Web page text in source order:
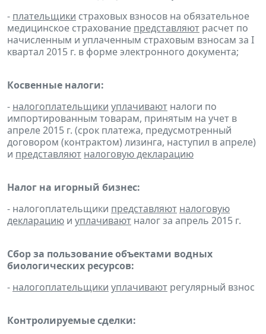
- плательщики страховых взносов на обязательное
медицинское страхование представляют расчет по
начисленным и уплаченным страховым взносам за I
квартал 2015 г. в форме электронного документа;
Косвенные налоги:
- налогоплательщики уплачивают налоги по
импортированным товарам, принятым на учет в
апреле 2015 г. (срок платежа, предусмотренный
договором (контрактом) лизинга, наступил в апреле)
и представляют налоговую декларацию
Налог на игорный бизнес:
- налогоплательщики представляют налоговую
декларацию и уплачивают налог за апрель 2015 г.
Сбор за пользование объектами водных
биологических ресурсов:
- налогоплательщики уплачивают регулярный взнос
Контролируемые сделки: